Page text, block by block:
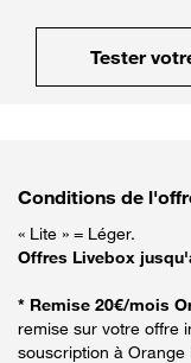
Tester
Conditions de
« Lite » = Léger.
Offres Livebox
* Remise 20€/mois
remise sur votre offre
souscription à